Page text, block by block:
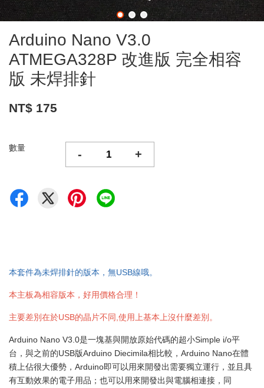
Arduino Nano V3.0
ATMEGA328P 改進版 完全相容
版 未焊排針
NT$ 175
數量 - +
本套件為未焊排針的版本，無USB線哦。
本主板為相容版本，好用價格合理！
主要差別在於USB的晶片不同,使用上基本上沒什麼差別。
Arduino Nano V3.0是一塊基與開放原始代碼的超小Simple i/o平
台，與之前的USB版Arduino Diecimila相比較，Arduino Nano在體
積上佔很大優勢，Arduino即可以用來開發出需要獨立運行，並且具
有互動效果的電子用品；也可以用來開發出與電腦相連接，同